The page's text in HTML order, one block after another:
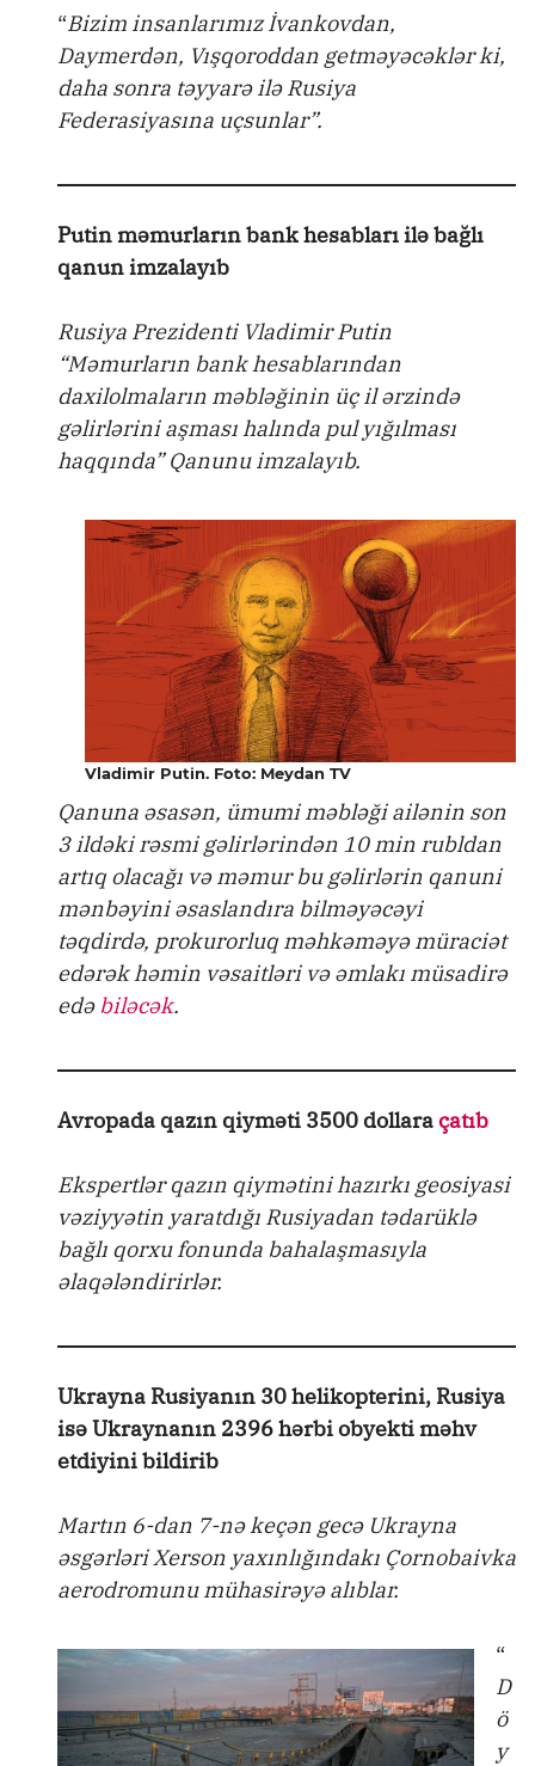
“Bizim insanlarımız İvankovdan,
Daymerdən, Vışqoroddan getməyəcəklər ki,
daha sonra təyyarə ilə Rusiya
Federasiyasına uçsunlar”.
Putin məmurların bank hesabları ilə bağlı
qanun imzalayıb
Rusiya Prezidenti Vladimir Putin
“Məmurların bank hesablarından
daxilolmaların məbləğinin üç il ərzində
gəlirlərini aşması halında pul yığılması
haqqında” Qanunu imzalayıb.
Vladimir Putin. Foto: Meydan TV
Qanuna əsasən, ümumi məbləği ailənin son
3 ildəki rəsmi gəlirlərindən 10 min rubldan
artıq olacağı və məmur bu gəlirlərin qanuni
mənbəyini əsaslandıra bilməyəcəyi
təqdirdə, prokurorluq məhkəməyə müraciət
edərək həmin vəsaitləri və əmlakı müsadirə
edəbiləcək.
Avropada qazın qiyməti 3500 dollaraçatıb
Ekspertlər qazın qiymətini hazırkı geosiyasi
vəziyyətin yaratdığı Rusiyadan tədarüklə
bağlı qorxu fonunda bahalaşmasıyla
əlaqələndirirlər.
Ukrayna Rusiyanın 30 helikopterini, Rusiya
isə Ukraynanın 2396 hərbi obyekti məhv
etdiyini bildirib
Martın 6-dan 7-nə keçən gecə Ukrayna
əsgərləri Xerson yaxınlığındakı Çornobaivka
aerodromunu mühasirəyə alıblar.
“
D
ö
y